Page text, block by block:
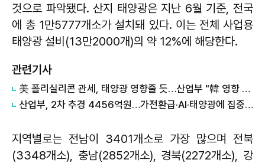
것으로 파악됐다. 산지 태양광은 지난 6월 기준, 전국
에 총 1만5777개소가 설치돼 있다. 이는 전체 사업용
태양광 설비(13만2000개)의 약 12%에 해당한다.
관련기사
美 폴리실리콘 관세, 태양광 영향줄 듯…산업부 "韓 영향 최소화 협의"
산업부, 2차 추경 4456억원…가전환급·AI·태양광에 집중 투자
지역별로는 전남이 3401개소로 가장 많으며 전북
(3348개소), 충남(2852개소), 경북(2272개소), 강